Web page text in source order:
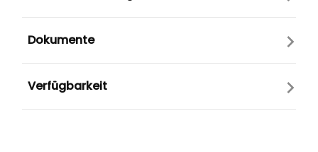
Dokumente
Verfügbarkeit